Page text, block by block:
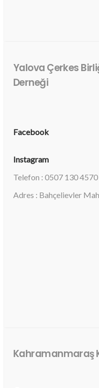
Yalova Çerkes
Derneği
Facebook
Instagram
Telefon : 0507 130 4570
Adres : Bahçelievler
Kahramanmaraş